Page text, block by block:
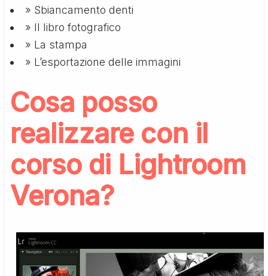
» Sbiancamento denti
» Il libro fotografico
» La stampa
» L’esportazione delle immagini
Cosa posso
realizzare con il
corso di Lightroom
Verona?